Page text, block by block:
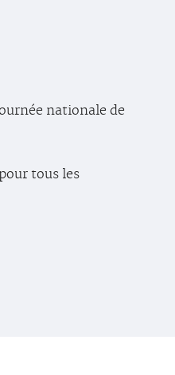
nationale de
tous les